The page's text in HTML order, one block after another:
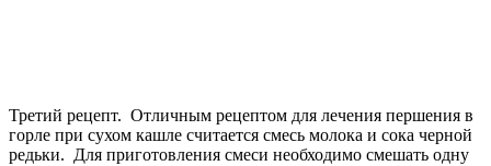
Третий рецепт. Отличным рецептом для лечения першения в
горле при сухом кашле считается смесь молока и сока черной
редьки. Для приготовления смеси необходимо смешать одну